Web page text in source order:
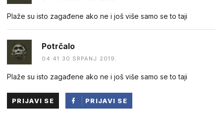
Plaže su isto zagađene ako ne i još više samo se to taji
Potrčalo
04:41 30.SRPANJ 2019.
Plaže su isto zagađene ako ne i još više samo se to taji
PRIJAVI SE
PRIJAVI SE